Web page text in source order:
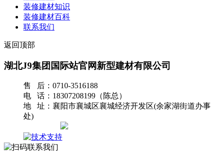
装修建材知识
装修建材百科
联系我们
返回顶部
湖北J9集团国际站官网新型建材有限公司
售 后：0710-3516188
电 话：18307208199（陈总）
地 址：襄阳市襄城区襄城经济开发区(余家湖街道办事
处)